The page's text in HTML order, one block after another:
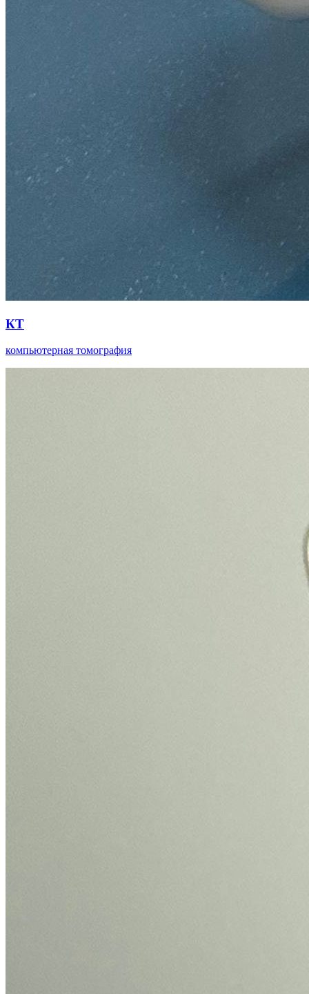
КТ
компьютерная томография